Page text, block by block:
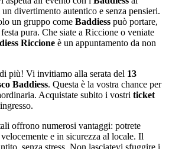
divertimento autentico e senza pensieri.
un gruppo come Baddiess può portare,
pura. Che siate a Riccione o veniate
Riccione è un appuntamento da non
più! Vi invitiamo alla serata del 13
Baddiess. Questa è la vostra chance per
Acquistate subito i vostri ticket
offrono numerosi vantaggi: potrete
e in sicurezza al locale. Il
senza stress. Non lasciatevi sfuggire i